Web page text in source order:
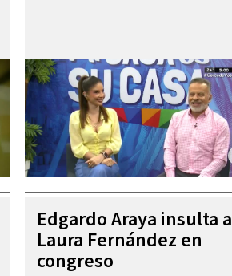
Edgardo Araya insulta a
Laura Fernández en
congreso